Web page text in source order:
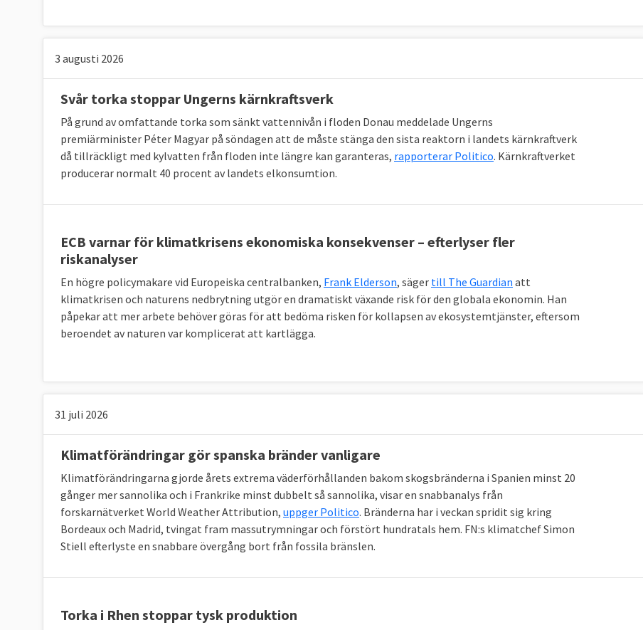
Öka inlagring av växthusgaser i skog och mark
med3,955 Mt CO 2ejämfört med snittet för 2016-
2018: 43,366 (LULUCF)
Inlagring
MtCO2e2023
Öka upptaget växthusgaser: med
inlagring totalt
Källor:Klicka på länkarna i tabellen för att se källan. MtCO2e betyder miljoner tonkoldioxidekvivalenter
mått på mängden växthusgaser.
Energieffektivisering och förnybart
Jämfört med 2005 ska EU till 2030 minska sin primära energiförbrukning med 34 procent till högst
992,5 Mtoe. Här finns dock inget specifikt krav på enskilda medlemsländer utan målet är
gemensamt.
Andelen förnybar energi i EU ska fördubblas mellan 2020 och 2030 till minst 42,5 procent, men gärna
gemensamt.
TABELL 3. Andelen förnyelsebar energi 2023 Mål 2030
EU-genomsnitt 25 procent 42,5 – 45 procent
Sverige 66 procent Inget bindande EU-mål
Svenskarnas energianvändning och utsläpp i EU
3 augusti 2026
Svår torka stoppar Ungerns kärnkraftsverk
På grund av omfattande torka som sänkt vattennivån i floden Donau meddelade Ungerns
premiärminister Péter Magyar på söndagen att de måste stänga den sista reaktorn i landets kärnkraftverk
då tillräckligt med kylvatten från floden inte längre kan garanteras, rapporterar Politico. Kärnkraftverket
producerar normalt 40 procent av landets elkonsumtion.
ECB varnar för klimatkrisens ekonomiska konsekvenser – efterlyser fler
riskanalyser
En högre policymakare vid Europeiska centralbanken, Frank Elderson, säger till The Guardian att
klimatkrisen och naturens nedbrytning utgör en dramatiskt växande risk för den globala ekonomin. Han
påpekar att mer arbete behöver göras för att bedöma risken för kollapsen av ekosystemtjänster, eftersom
beroendet av naturen var komplicerat att kartlägga.
31 juli 2026
Klimatförändringar gör spanska bränder vanligare
Klimatförändringarna gjorde årets extrema väderförhållanden bakom skogsbränderna i Spanien minst 20
gånger mer sannolika och i Frankrike minst dubbelt så sannolika, visar en snabbanalys från
forskarnätverket World Weather Attribution, uppger Politico. Bränderna har i veckan spridit sig kring
Bordeaux och Madrid, tvingat fram massutrymningar och förstört hundratals hem. FN:s klimatchef Simon
Stiell efterlyste en snabbare övergång bort från fossila bränslen.
Torka i Rhen stoppar tysk produktion